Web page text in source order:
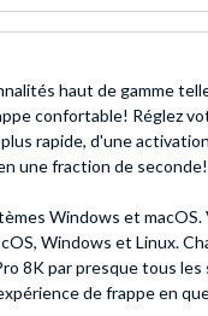
haut de gamme
confortable! Réglez
rapide, d'une
une fraction de seconde!
Windows et
Windows et Linux.
8K par presque tous
de frappe en